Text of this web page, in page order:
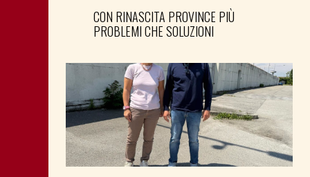
CON RINASCITA PROVINCE PIÙ
PROBLEMI CHE SOLUZIONI